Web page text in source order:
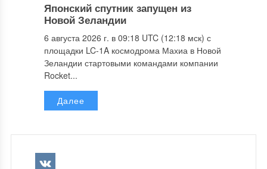
Японский спутник запущен из
Новой Зеландии
6 августа 2026 г. в 09:18 UTC (12:18 мск) с
площадки LC-1A космодрома Махиа в Новой
Зеландии стартовыми командами компании
Rocket...
Далее